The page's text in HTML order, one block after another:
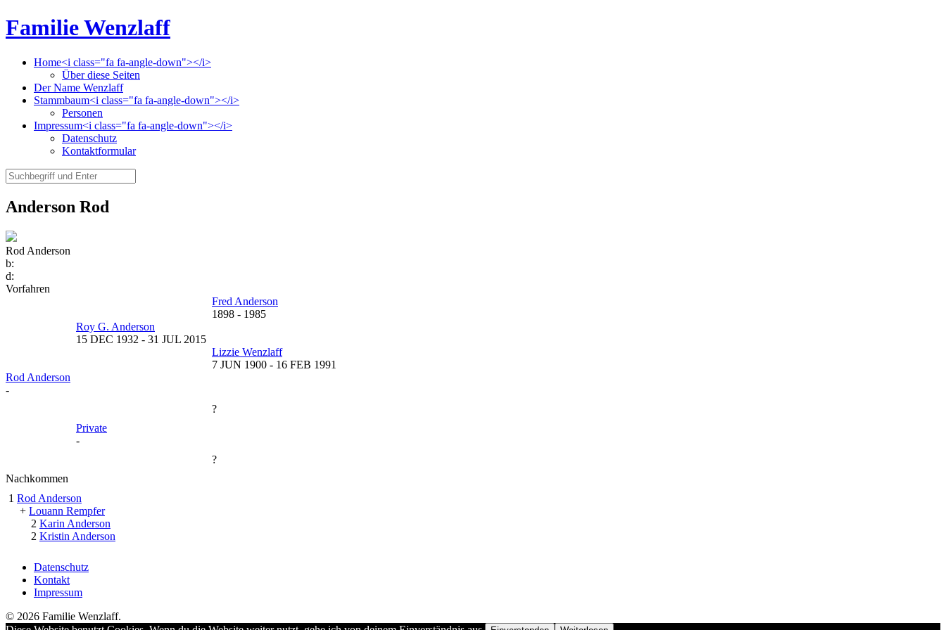
Familie Wenzlaff
Home<i class="fa fa-angle-down"></i>
Über diese Seiten
Der Name Wenzlaff
Stammbaum<i class="fa fa-angle-down"></i>
Personen
Impressum<i class="fa fa-angle-down"></i>
Datenschutz
Kontaktformular
Anderson Rod
Rod Anderson
b:
d:
Vorfahren
Fred Anderson
1898 - 1985
Roy G. Anderson
15 DEC 1932 - 31 JUL 2015
Lizzie Wenzlaff
7 JUN 1900 - 16 FEB 1991
Rod Anderson
-
?
Private
-
?
Nachkommen
1 Rod Anderson
+ Louann Rempfer
2 Karin Anderson
2 Kristin Anderson
Datenschutz
Kontakt
Impressum
© 2026 Familie Wenzlaff.